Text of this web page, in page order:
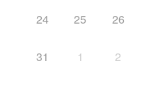
24 25 26
31 1 2